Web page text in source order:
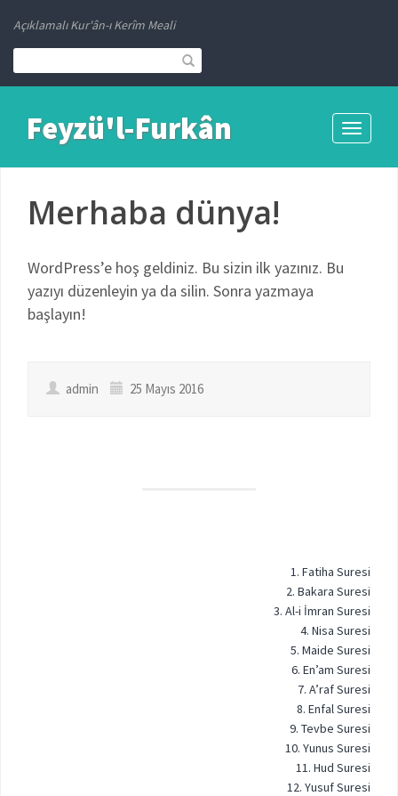
Açıklamalı Kur'ân-ı Kerîm Meali
Toggle
Feyzü'l-Furkân
Merhaba dünya!
WordPress’e hoş geldiniz. Bu sizin ilk yazınız. Bu
yazıyı düzenleyin ya da silin. Sonra yazmaya
başlayın!
admin 25 Mayıs 2016
1. Fatiha Suresi
2. Bakara Suresi
3. Al-i İmran Suresi
4. Nisa Suresi
5. Maide Suresi
6. En’am Suresi
7. A’raf Suresi
8. Enfal Suresi
9. Tevbe Suresi
10. Yunus Suresi
11. Hud Suresi
12. Yusuf Suresi